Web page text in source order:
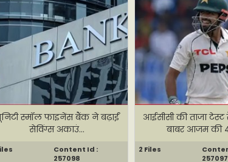
स्मॉल फाइनेंस बैंक ने बढ़ाईं
सेविंग्स अकाउं...
Content Id :
257098
आईसीसी की ताजा टेस्ट
बाबर आजम की
2 Files
257097